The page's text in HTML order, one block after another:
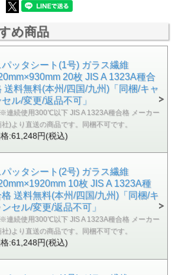
め商品
パッタシート(1号) ガラス繊維
20枚 JIS A 1323A種合
送料無料(本州/四国/九州)「同梱/キャ
セル/変更/返品不可」
連続使用300℃以下 JIS A 1323A種合格 メーカー
社)より直送の商品です。同梱不可です。
:61,248円(税込)
パッタシート(2号) ガラス繊維
10枚 JIS A 1323A種
格 送料無料(本州/四国/九州)「同梱/キ
ンセル/変更/返品不可」
連続使用300℃以下 JIS A 1323A種合格 メーカー
社)より直送の商品です。同梱不可です。
:61,248円(税込)